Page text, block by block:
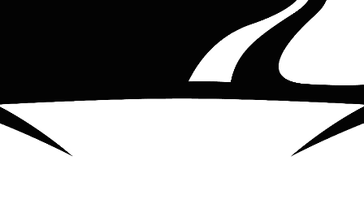
vez. Cuando se usa con el
rasguños y remolinos leves
superficie de la pintura con un
imperfecciones, pulir la capa
intenso. ¡Literalmente no hay
funcionan muy bien con
especialmente nuestro pulidor